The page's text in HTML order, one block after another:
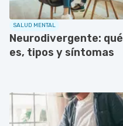
SALUD MENTAL
Neurodivergente: qué
es, tipos y síntomas